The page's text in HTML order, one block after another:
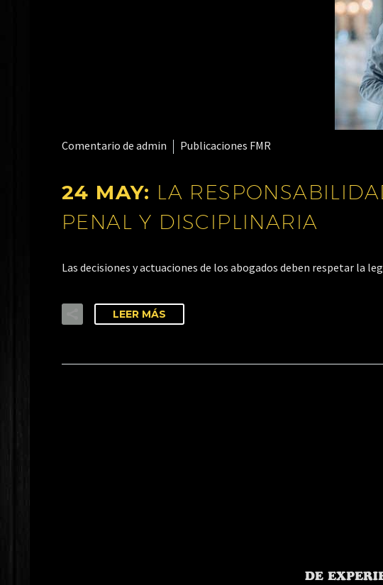
Comentario de admin Publicaciones FMR
24 MAY: LA
PENAL Y DISCIPLINARIA
Las decisiones y actuaciones de los abogados deben respetar la
LEER MÁS